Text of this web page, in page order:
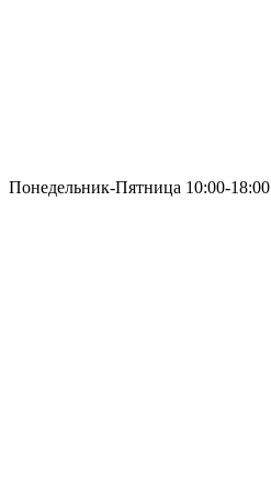
Понедельник-Пятница 10:00-18:00